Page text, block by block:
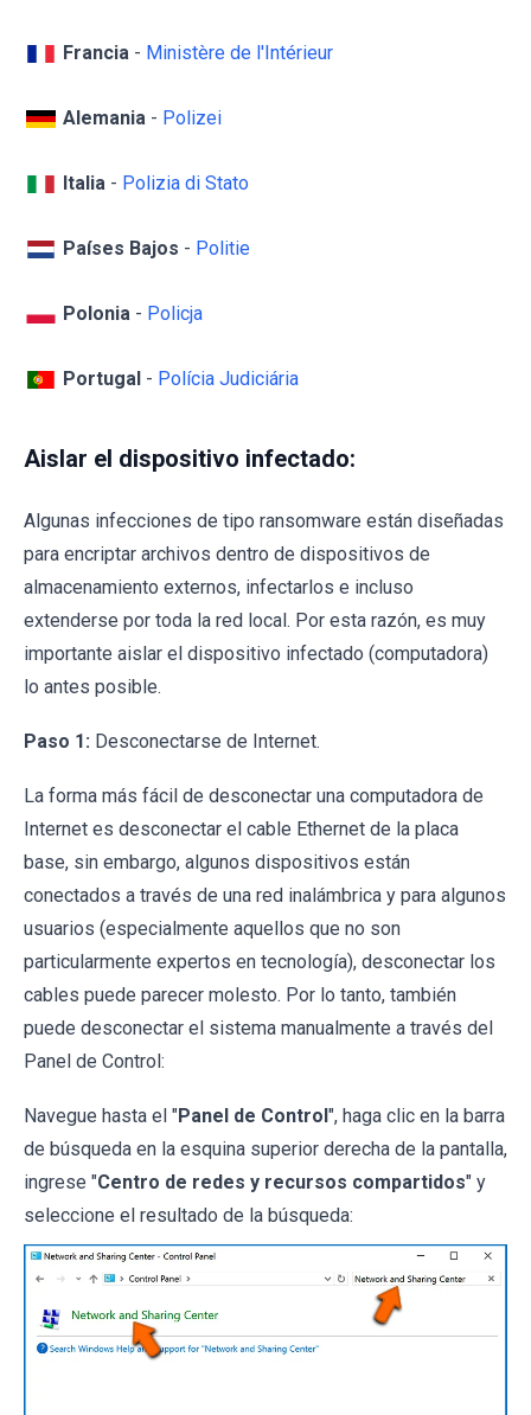
Francia - Ministère de l'Intérieur
Alemania - Polizei
Italia - Polizia di Stato
Países Bajos - Politie
Polonia - Policja
Portugal - Polícia Judiciária
Aislar el dispositivo infectado:
Algunas infecciones de tipo ransomware están diseñadas
para encriptar archivos dentro de dispositivos de
almacenamiento externos, infectarlos e incluso
extenderse por toda la red local. Por esta razón, es muy
importante aislar el dispositivo infectado (computadora)
lo antes posible.
Paso 1: Desconectarse de Internet.
La forma más fácil de desconectar una computadora de
Internet es desconectar el cable Ethernet de la placa
base, sin embargo, algunos dispositivos están
conectados a través de una red inalámbrica y para algunos
usuarios (especialmente aquellos que no son
particularmente expertos en tecnología), desconectar los
cables puede parecer molesto. Por lo tanto, también
puede desconectar el sistema manualmente a través del
Panel de Control:
Navegue hasta el "Panel de Control ", haga clic en la barra
de búsqueda en la esquina superior derecha de la pantalla,
ingrese "Centro de redes y recursos compartidos" y
seleccione el resultado de la búsqueda: